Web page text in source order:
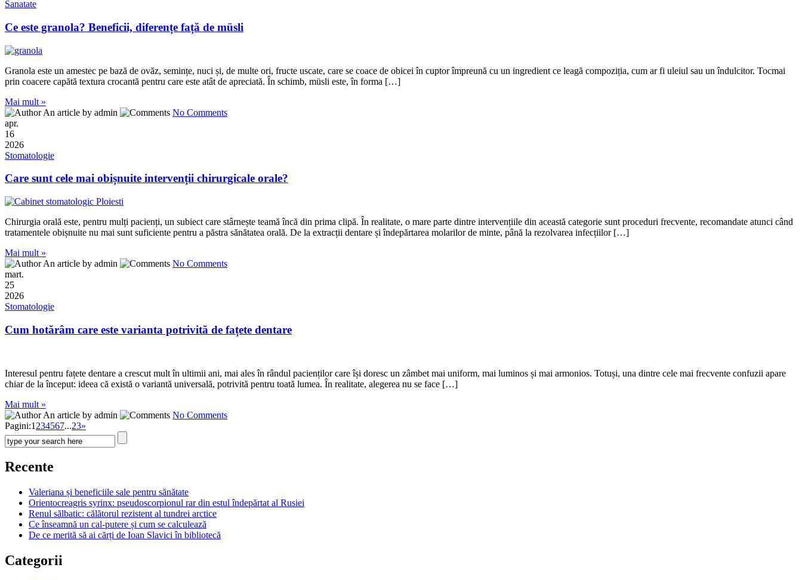
Sanatate
Ce este granola? Beneficii, diferențe față de müsli
Granola este un amestec pe bază de ovăz, semințe, nuci și, de multe ori, fructe uscate, care se coace de obicei în cuptor împreună cu un ingredient ce leagă compoziția, cum ar fi uleiul sau un îndulcitor. Tocmai
prin coacere capătă textura crocantă pentru care este atât de apreciată. În schimb, müsli este, în forma […]
Mai mult »
An article by admin
No Comments
apr.
16
2026
Stomatologie
Care sunt cele mai obișnuite intervenții chirurgicale orale?
Chirurgia orală este, pentru mulți pacienți, un subiect care stârnește teamă încă din prima clipă. În realitate, o mare parte dintre intervențiile din această categorie sunt proceduri frecvente, recomandate atunci când
tratamentele obișnuite nu mai sunt suficiente pentru a păstra sănătatea orală. De la extracții dentare și îndepărtarea molarilor de minte, până la rezolvarea infecțiilor […]
Mai mult »
An article by admin
No Comments
mart.
25
2026
Stomatologie
Cum hotărâm care este varianta potrivită de fațete dentare
Interesul pentru fațete dentare a crescut mult în ultimii ani, mai ales în rândul pacienților care își doresc un zâmbet mai uniform, mai luminos și mai armonios. Totuși, una dintre cele mai frecvente confuzii apare
chiar de la început: ideea că există o variantă universală, potrivită pentru toată lumea. În realitate, alegerea nu se face […]
Mai mult »
An article by admin
No Comments
Pagini:1 234567...23»
Recente
Valeriana și beneficiile sale pentru sănătate
Orientocreagris syrinx: pseudoscorpionul rar din estul îndepărtat al Rusiei
Renul sălbatic: călătorul rezistent al tundrei arctice
Ce înseamnă un cal-putere și cum se calculează
De ce merită să ai cărți de Ioan Slavici în bibliotecă
Categorii